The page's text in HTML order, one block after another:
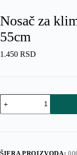
Nosač za
55cm
1.450 RSD
Nosač
za
klimu
24
55cm
ŠIFRA PROIZVODA: